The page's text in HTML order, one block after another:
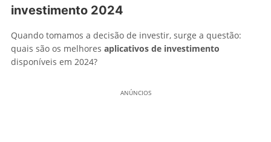
investimento 2024
Quando tomamos a decisão de investir, surge a questão:
quais são os melhores aplicativos de investimento
disponíveis em 2024?
ANÚNCIOS